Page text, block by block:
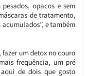
opacos e sem
de tratamento,
e também
um detox no couro
frequência, um pré
de dois que gosto